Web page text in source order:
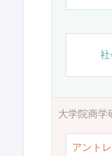
大学院商学
アント